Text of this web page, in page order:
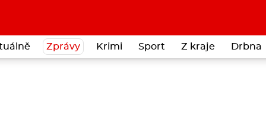
Zprávy Krimi Sport Z kraje Drbna